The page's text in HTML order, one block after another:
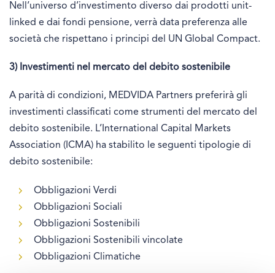
Nell’universo d’investimento diverso dai prodotti unit-
linked e dai fondi pensione, verrà data preferenza alle
società che rispettano i principi del UN Global Compact.
3) Investimenti nel mercato del debito sostenibile
A parità di condizioni, MEDVIDA Partners preferirà gli
investimenti classificati come strumenti del mercato del
debito sostenibile. L’International Capital Markets
Association (ICMA) ha stabilito le seguenti tipologie di
debito sostenibile:
Obbligazioni Verdi
Obbligazioni Sociali
Obbligazioni Sostenibili
Obbligazioni Sostenibili vincolate
Obbligazioni Climatiche